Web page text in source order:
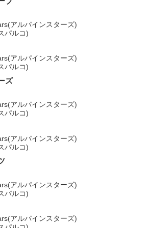
アルパインスターズ)
パルコ)
アルパインスターズ)
パルコ)
ズ
アルパインスターズ)
パルコ)
アルパインスターズ)
パルコ)
アルパインスターズ)
パルコ)
アルパインスターズ)